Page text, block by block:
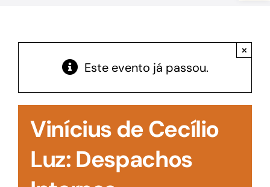
Acesso à Informação
Este evento já passou.
×
Vinícius de Cecílio
Luz: Despachos